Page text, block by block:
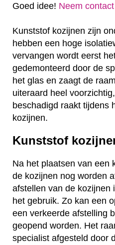
Goed idee! Neem
Kunststof kozijnen zijn
hebben een hoge
vervangen wordt eerst
gedemonteerd door de
het glas en zaagt de
uiteraard heel
beschadigd raakt tijdens
kozijnen.
Kunststof
Na het plaatsen van een
de kozijnen nog worden
afstellen van de kozijnen
het gebruik. Zo kan een
een verkeerde afstelling
geopend worden. Het
specialist afgesteld door